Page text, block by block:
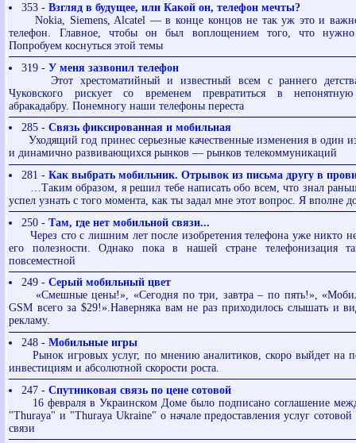
353 - Взгляд в будущее, или Какой он, телефон мечты?
Nokia, Siemens, Alcatel — в конце концов не так уж это и
телефон. Главное, чтобы он был воплощением того, что
Попробуем коснуться этой темы
319 - У меня зазвонил телефон
Этот хрестоматийный и известный всем с раннего
Чуковского рискует со временем превратиться в
абракадабру. Понемногу наши телефоны переста
285 - Связь фиксированная и мобильная
Уходящий год принес серьезные качественные изменения в один
и динамично развивающихся рынков — рынков телекоммуникаций
281 - Как выбрать мобильник. Отрывок из письма другу в
…Таким образом, я решил тебе написать обо всем, что знал
успел узнать с того момента, как ты задал мне этот вопрос. Я вполне
250 - Там, где нет мобильной связи...
Через сто с лишним лет после изобретения телефона уже никто не
его полезности. Однако пока в нашей стране телефонизация
повсеместной
249 - Cерый мобильный цвет
«Смешные цены!», «Сегодня по три, завтра – по пять!»,
GSM всего за $29!».Наверняка вам не раз приходилось слышать и
рекламу.
248 - Мобильные игры
Рынок игровых услуг, по мнению аналитиков, скоро выйдет на
инвестициям и абсолютной скорости роста.
247 - Спутниковая связь по цене сотовой
16 февраля в Украинском Доме было подписано соглашение
"Thuraya" и "Thuraya Ukraine" о начале предоставления услуг
связи